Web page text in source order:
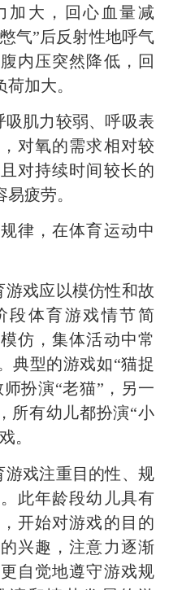
加大，回心血量减
气”后反射性地呼气
内压突然降低，回
加大。
肌力较弱、呼吸表
对氧的需求相对较
对持续时间较长的
疲劳。
，在体育运动中
戏应以模仿性和故
段体育游戏情节简
仿，集体活动中常
典型的游戏如“猫捉
扮演“老猫”，另一
所有幼儿都扮演“小
。
戏注重目的性、规
此年龄段幼儿具有
开始对游戏的目的
兴趣，注意力逐渐
自觉地遵守游戏规